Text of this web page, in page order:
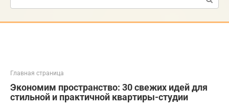
Главная страница
Экономим пространство: 30 свежих идей для
стильной и практичной квартиры-студии